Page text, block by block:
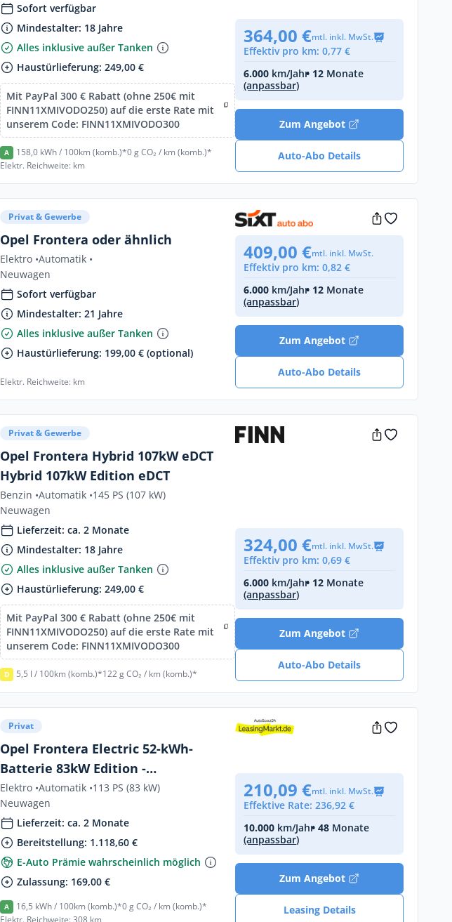
Sofort verfügbar
Mindestalter: 18 Jahre
Alles inklusive außer Tanken
Haustürlieferung: 249,00 €
Mit PayPal 300 € Rabatt (ohne 250€ mit
FINN11XMIVODO250) auf die erste Rate mit
unserem Code: FINN11XMIVODO300
A 158,0 kWh / 100km (komb.)*0 g CO₂ / km (komb.)*
Elektr. Reichweite: km
364,00 €mtl. inkl. MwSt.
Effektiv pro km: 0,77 €
6.000 km/Jahr• 12 Monate
(anpassbar)
Zum Angebot
Auto-Abo Details
Privat & Gewerbe
Opel Frontera oder ähnlich
Elektro •Automatik •
Neuwagen
Sofort verfügbar
Mindestalter: 21 Jahre
Alles inklusive außer Tanken
Haustürlieferung: 199,00 € (optional)
Elektr. Reichweite: km
409,00 €mtl. inkl. MwSt.
Effektiv pro km: 0,82 €
6.000 km/Jahr• 12 Monate
(anpassbar)
Zum Angebot
Auto-Abo Details
Privat & Gewerbe
Opel Frontera Hybrid 107kW eDCT
Hybrid 107kW Edition eDCT
Benzin •Automatik •145 PS (107 kW)
Neuwagen
Lieferzeit: ca. 2 Monate
Mindestalter: 18 Jahre
Alles inklusive außer Tanken
Haustürlieferung: 249,00 €
Mit PayPal 300 € Rabatt (ohne 250€ mit
FINN11XMIVODO250) auf die erste Rate mit
unserem Code: FINN11XMIVODO300
D 5,5 l / 100km (komb.)*122 g CO₂ / km (komb.)*
324,00 €mtl. inkl. MwSt.
Effektiv pro km: 0,69 €
6.000 km/Jahr• 12 Monate
(anpassbar)
Zum Angebot
Auto-Abo Details
Privat
Opel Frontera Electric 52-kWh-
Batterie 83kW Edition -
Vorlauffahrzeug!
Elektro •Automatik •113 PS (83 kW)
Neuwagen
Lieferzeit: ca. 2 Monate
Bereitstellung: 1.118,60 €
E-Auto Prämie wahrscheinlich möglich
Zulassung: 169,00 €
A 16,5 kWh / 100km (komb.)*0 g CO₂ / km (komb.)*
Elektr. Reichweite: 308 km
210,09 €mtl. inkl. MwSt.
Effektive Rate: 236,92 €
10.000 km/Jahr• 48 Monate
(anpassbar)
Zum Angebot
Leasing Details